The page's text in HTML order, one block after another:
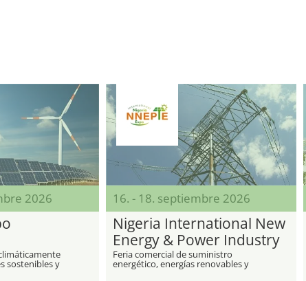
2026
sostenibles y
16. - 18. septiembre 2026
Nigeria International New
Energy & Power Industry
Expo NNEPIE
Feria comercial de suministro
energético, energías renovables y
tecnología eléctrica